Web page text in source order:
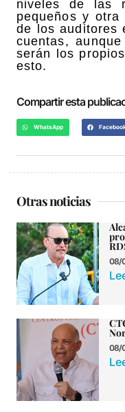
niveles de las
pequeños y otra
de los auditores
cuentas,
serán los
esto.
Compartir esta
WhatsApp
Otras noticias
08/
08/